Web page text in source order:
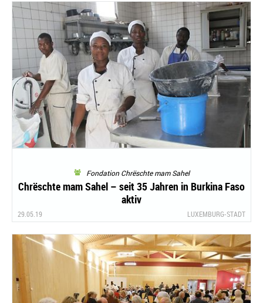
Fondation Chrëschte mam Sahel
Chrëschte mam Sahel – seit 35 Jahren in Burkina Faso
aktiv
29.05.19 LUXEMBURG-STADT